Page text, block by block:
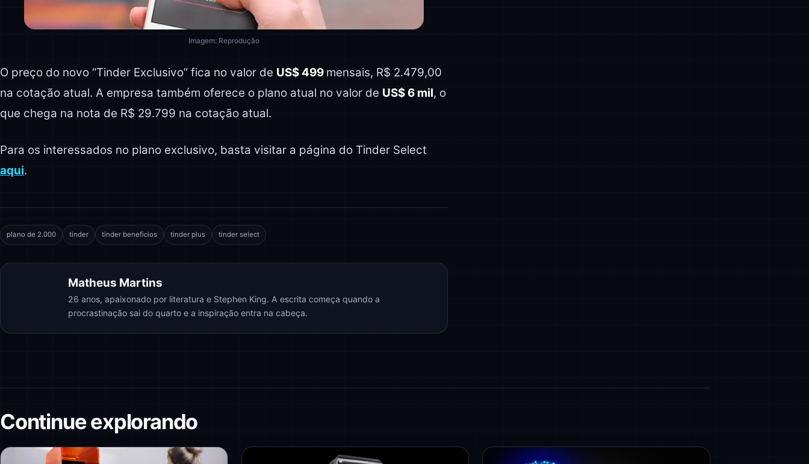
Imagem: Reprodução
O preço do novo “Tinder Exclusivo” fica no valor de US$ 499 mensais, R$ 2.479,00
na cotação atual. A empresa também oferece o plano atual no valor de US$ 6 mil, o
que chega na nota de R$ 29.799 na cotação atual.
Para os interessados no plano exclusivo, basta visitar a página do Tinder Select
aqui.
plano de 2.000 tinder tinder beneficios tinder plus tinder select
Matheus Martins
26 anos, apaixonado por literatura e Stephen King. A escrita começa quando a
procrastinação sai do quarto e a inspiração entra na cabeça.
Continue explorando